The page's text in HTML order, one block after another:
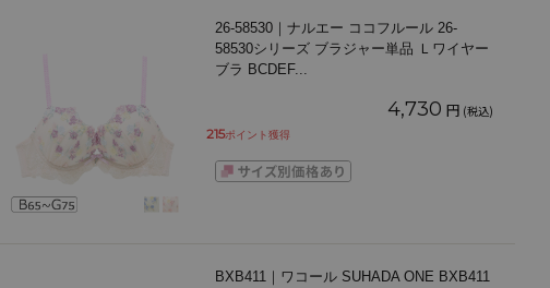
26-58530｜ナルエー ココフルール 26-
58530シリーズ ブラジャー単品 Ｌワイヤー
ブラ BCDEF...
4,730 円 (税込)
215ポイント獲得
BXB411｜ワコール SUHADA ONE BXB411